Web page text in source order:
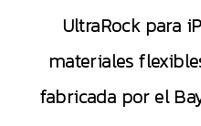
UltraRock para
materiales
fabricada por el